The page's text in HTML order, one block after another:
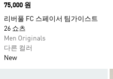
Price
75,000 원
리버풀 FC 스페이서 팀가이스트
26 쇼츠
Men Originals
다른 컬러
New